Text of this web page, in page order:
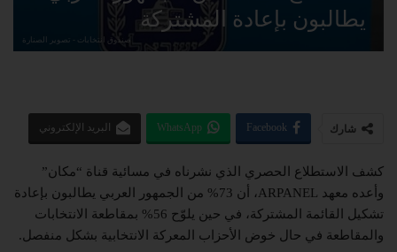
يطالبون بإعادة المشتركة
صندوق انتخابات - تصوير الصنارة
شارك Facebook
WhatsApp البريد الإلكتروني
كشف الاستطلاع الحصري الذي نشرناه في مسائية قناة “مكان”
وأعده معهد ARPANEL، أن 73% من الجمهور العربي يطالبون بإعادة
تشكيل القائمة المشتركة، في حين يلوّح 56% بمقاطعة الانتخابات
والمقاطعة في حال خوض الأحزاب المعركة الانتخابية بشكل منفصل.